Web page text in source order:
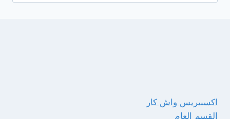
اكسبيريس واش كار
القسم العام